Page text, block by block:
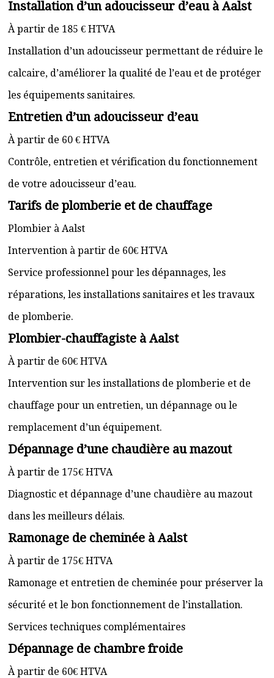
Installation d’un adoucisseur d’eau à Aalst
À partir de 185 € HTVA
Installation d’un adoucisseur permettant de réduire le
calcaire, d’améliorer la qualité de l’eau et de protéger
les équipements sanitaires.
Entretien d’un adoucisseur d’eau
À partir de 60 € HTVA
Contrôle, entretien et vérification du fonctionnement
de votre adoucisseur d’eau.
Tarifs de plomberie et de chauffage
Plombier à Aalst
Intervention à partir de 60€ HTVA
Service professionnel pour les dépannages, les
réparations, les installations sanitaires et les travaux
de plomberie.
Plombier-chauffagiste à Aalst
À partir de 60€ HTVA
Intervention sur les installations de plomberie et de
chauffage pour un entretien, un dépannage ou le
remplacement d’un équipement.
Dépannage d’une chaudière au mazout
À partir de 175€ HTVA
Diagnostic et dépannage d’une chaudière au mazout
dans les meilleurs délais.
Ramonage de cheminée à Aalst
À partir de 175€ HTVA
Ramonage et entretien de cheminée pour préserver la
sécurité et le bon fonctionnement de l’installation.
Services techniques complémentaires
Dépannage de chambre froide
À partir de 60€ HTVA